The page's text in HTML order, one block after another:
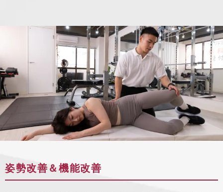
姿勢改善＆機能改善